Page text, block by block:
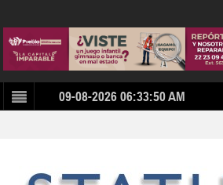
09-08-2026 06:33:50 AM